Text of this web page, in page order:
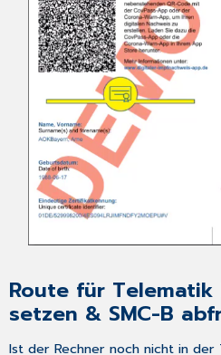
Route für
setzen & SMC-B
Ist der Rechner noch nicht in der